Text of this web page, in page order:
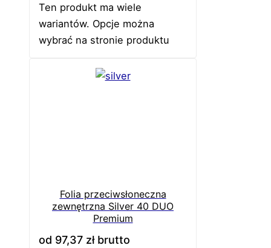
Ten produkt ma wiele
wariantów. Opcje można
wybrać na stronie produktu
Folia przeciwsłoneczna
zewnętrzna Silver 40 DUO
Premium
od 97,37 złbrutto